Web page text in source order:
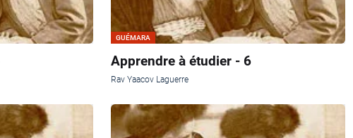
GUÉMARA
Apprendre à étudier - 6
Rav Yaacov Laguerre